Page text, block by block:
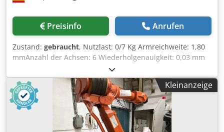
application processes and synchronized automation.
Payload is 7 kg with a reach of 1800 mm, year 2007, with
5.13.2039.02 software. Equipped with a MultiMove system
configuration for synchronized operation of two robot arms
and software options MultiMove Independent,
SingleProcess, Dispense, World Zones, Fixed Position
Events, Path Recovery, Collision Detection, File and Serial
Channel Handling, Logical Cross Connections, Analog
Signal Interrupt and Multitasking.
Preisinfo Anrufen
Zustand: gebraucht, Nutzlast: 0/7 Kg Armreichweite: 1,80
mmAnzahl der Achsen: 6 Wiederholgenauigkeit: 0,03 mm
Robotergewicht: 380 Kg Montage: Boden Dodpsh Au I Iofx
Apqjkr
Kleinanzeige